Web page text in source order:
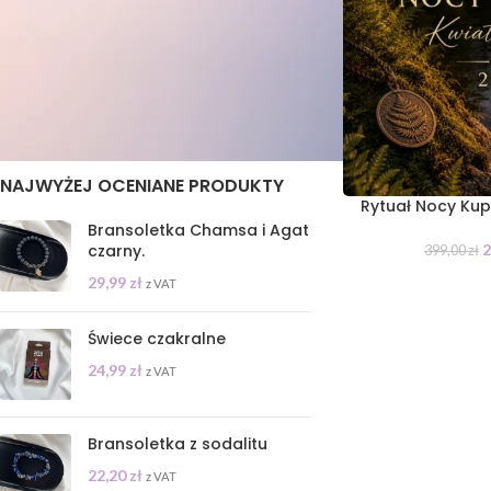
NAJWYŻEJ OCENIANE PRODUKTY
Bransoletka Chamsa i Agat
czarny.
29,99 zł z VAT
Świece czakralne
24,99 zł z VAT
Bransoletka z sodalitu
22,20zł z VAT
Rytuał Nocy
399,00zł